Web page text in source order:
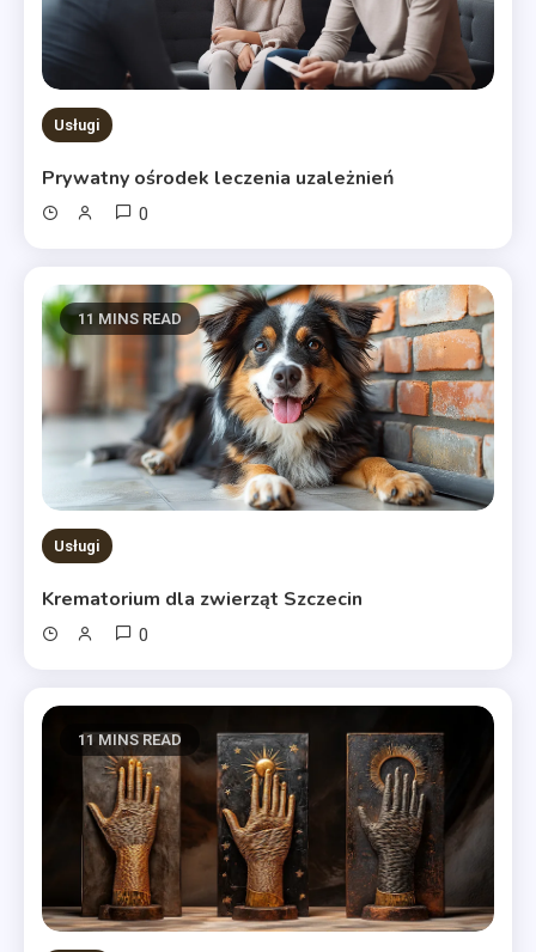
Usługi
Prywatny ośrodek leczenia uzależnień
0
11 MINS READ
Usługi
Krematorium dla zwierząt Szczecin
0
11 MINS READ